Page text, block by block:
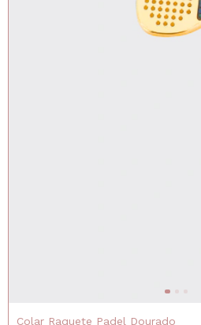
Colar Raquete Padel Dourado